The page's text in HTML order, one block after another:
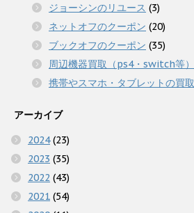
ジョーシンのリユース (3)
ネットオフのクーポン (20)
ブックオフのクーポン (35)
周辺機器買取（ps4・switch等）
携帯やスマホ・タブレットの買取
アーカイブ
2024(23)
2023 (35)
2022 (43)
2021 (54)